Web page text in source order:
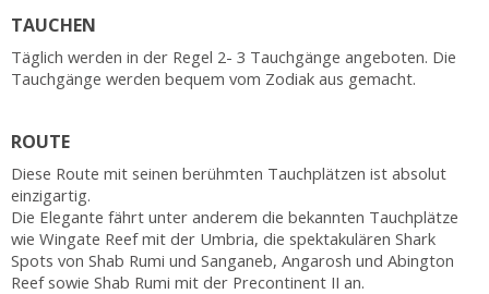
TAUCHEN
Täglich werden in der Regel 2- 3 Tauchgänge angeboten. Die
Tauchgänge werden bequem vom Zodiak aus gemacht.
ROUTE
Diese Route mit seinen berühmten Tauchplätzen ist absolut
einzigartig.
Die Elegante fährt unter anderem die bekannten Tauchplätze
wie Wingate Reef mit der Umbria, die spektakulären Shark
Spots von Shab Rumi und Sanganeb, Angarosh und Abington
Reef sowie Shab Rumi mit der Precontinent II an.